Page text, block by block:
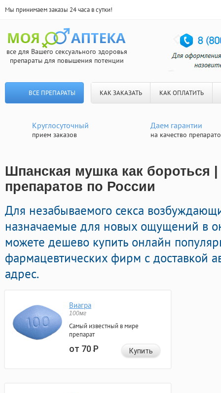
Мы принимаем заказы 24 часа в сутки!
все для Вашего сексуального здоровья
препараты для повышения потенции
ВСЕ ПРЕПАРАТЫ КАК ЗАКАЗАТЬ КАК ОПЛАТИТЬ
Круглосуточный
прием заказов
Даем гарантии
на качество
Шпанская мушка как бороться |
препаратов по России
Для незабываемого секса
назначаемые для новых ощущений в
можете дешево купить онлайн
фармацевтических фирм с доставкой
адрес.
Виагра
100мг
Самый известный в мире
препарат
от 70Р Купить